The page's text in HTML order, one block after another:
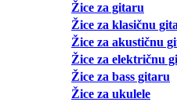
Žice za gitaru
Žice za klasičnu
Žice za akustičnu
Žice za električnu
Žice za bass gitaru
Žice za ukulele